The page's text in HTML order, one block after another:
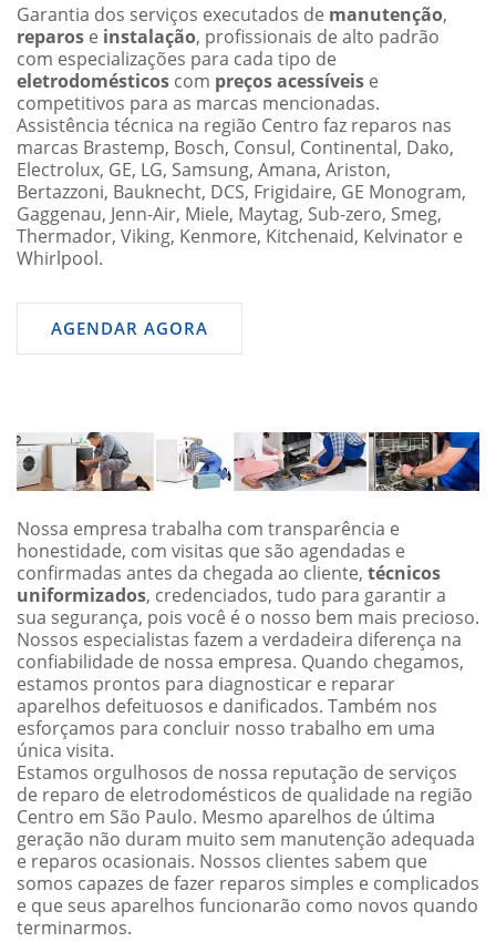
Garantia dos serviços executados de manutenção,
reparos e instalação, profissionais de alto padrão
com especializações para cada tipo de
eletrodomésticos com preços acessíveis e
competitivos para as marcas mencionadas.
Assistência técnica na região Centro faz reparos nas
marcas Brastemp, Bosch, Consul, Continental, Dako,
Electrolux, GE, LG, Samsung, Amana, Ariston,
Bertazzoni, Bauknecht, DCS, Frigidaire, GE Monogram,
Gaggenau, Jenn-Air, Miele, Maytag, Sub-zero, Smeg,
Thermador, Viking, Kenmore, Kitchenaid, Kelvinator e
Whirlpool.
AGENDAR AGORA
Nossa empresa trabalha com transparência e
honestidade, com visitas que são agendadas e
confirmadas antes da chegada ao cliente, técnicos
uniformizados, credenciados, tudo para garantir a
sua segurança, pois você é o nosso bem mais precioso.
Nossos especialistas fazem a verdadeira diferença na
confiabilidade de nossa empresa. Quando chegamos,
estamos prontos para diagnosticar e reparar
aparelhos defeituosos e danificados. Também nos
esforçamos para concluir nosso trabalho em uma
única visita.
Estamos orgulhosos de nossa reputação de serviços
de reparo de eletrodomésticos de qualidade na região
Centro em São Paulo. Mesmo aparelhos de última
geração não duram muito sem manutenção adequada
e reparos ocasionais. Nossos clientes sabem que
somos capazes de fazer reparos simples e complicados
e que seus aparelhos funcionarão como novos quando
terminarmos.